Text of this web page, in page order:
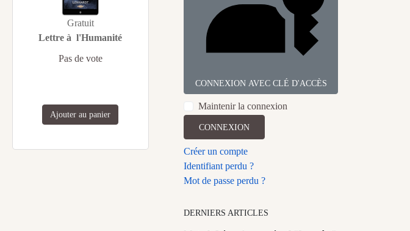
Gratuit
Lettre à l'Humanité
Pas de vote
Ajouter au panier
CONNEXION AVEC CLÉ D'ACCÈS
Maintenir la connexion
CONNEXION
Créer un compte
Identifiant perdu ?
Mot de passe perdu ?
DERNIERS ARTICLES